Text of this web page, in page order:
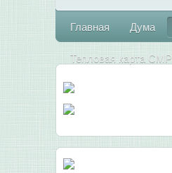
Главная Дума
Тепловая карта СМР